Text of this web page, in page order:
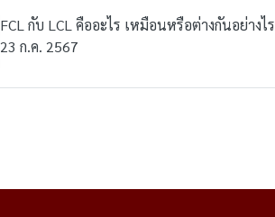
FCL กับ LCL คืออะไร เหมือนหรือต่างกันอย่างไร
23 ก.ค. 2567